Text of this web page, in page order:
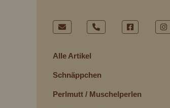
Alle Artikel
Schnäppchen
Perlmutt / Muschelperlen